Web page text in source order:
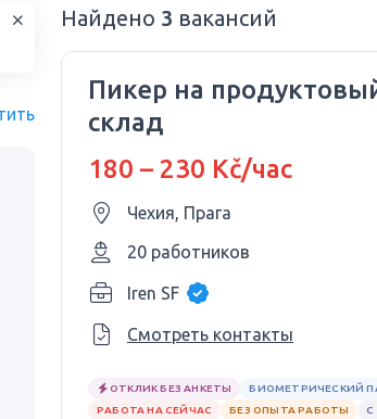
Найдено 3 вакансий
Пикер на
склад
180 – 230 Kč/час
Чехия, Прага
20 работников
Iren SF
Смотреть контакты
ОТКЛИК БЕЗ АНКЕТЫ
БИОМЕТРИЧЕСКИЙ
РАБОТА НА СЕЙЧАС
БЕЗ ОПЫТА РАБОТЫ
С